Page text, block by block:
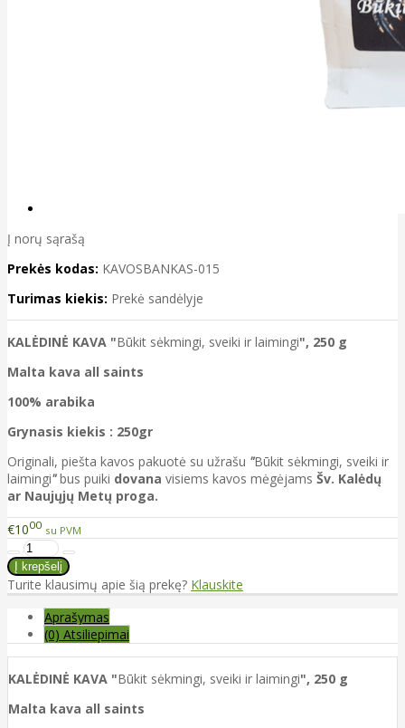
Į norų sąrašą
Prekės kodas: KAVOSBANKAS-015
Turimas kiekis: Prekė sandėlyje
KALĖDINĖ KAVA "Būkit sėkmingi, sveiki ir laimingi", 250 g
Malta kava all saints
100% arabika
Grynasis kiekis : 250gr
Originali, piešta kavos pakuotė su užrašu "Būkit sėkmingi, sveiki ir
laimingi"bus puiki dovana visiems kavos mėgėjams Šv. Kalėdų
ar Naujųjų Metų proga.
€1000 su PVM
Turite klausimų apie šią prekę? Klauskite
Aprašymas
(0) Atsiliepimai
KALĖDINĖ KAVA "Būkit sėkmingi, sveiki ir laimingi", 250 g
Malta kava all saints